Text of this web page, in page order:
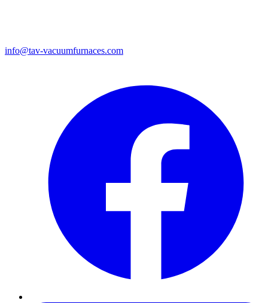
info@tav-vacuumfurnaces.com